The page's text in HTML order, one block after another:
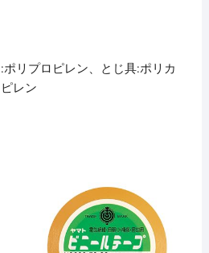
リプロピレン、とじ具:ポリカ
レン